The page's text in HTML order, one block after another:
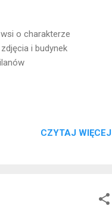
o charakterze
i budynek
CZYTAJ WIĘCEJ